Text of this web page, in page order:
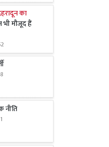
का
मौजूद हैं
नीति